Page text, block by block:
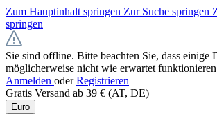
Zum Hauptinhalt springen Zur Suche springen
springen
Sie sind offline. Bitte beachten Sie, dass einige
möglicherweise nicht wie erwartet
Anmelden oder Registrieren
Gratis Versand ab 39 € (AT, DE)
Euro